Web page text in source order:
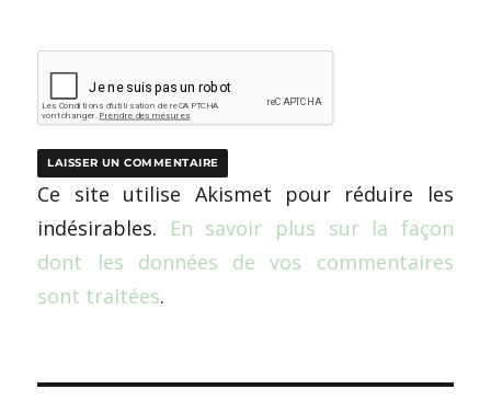
Ce site utilise Akismet pour réduire les
indésirables. En savoir plus sur la façon
dont les données de vos commentaires
sont traitées.